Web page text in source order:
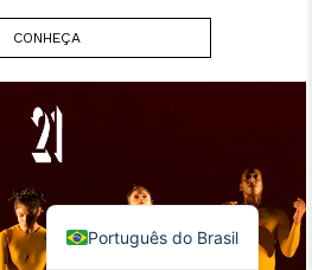
CONHEÇA
Português do Brasil
English